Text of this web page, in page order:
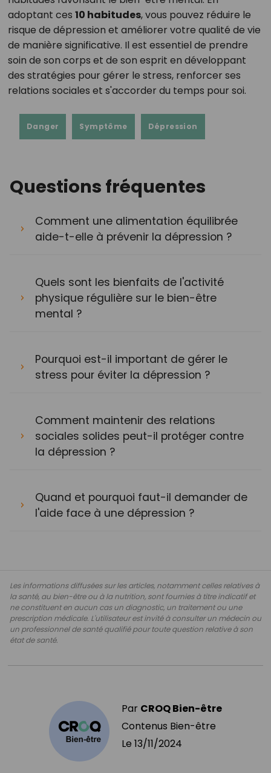
adoptant ces 10 habitudes, vous pouvez réduire le
risque de dépression et améliorer votre qualité de vie
de manière significative. Il est essentiel de prendre
soin de son corps et de son esprit en développant
des stratégies pour gérer le stress, renforcer ses
relations sociales et s'accorder du temps pour soi.
Danger Symptôme Dépression
Questions fréquentes
Comment une alimentation équilibrée
aide-t-elle à prévenir la dépression ?
Quels sont les bienfaits de l'activité
physique régulière sur le bien-être
mental ?
Pourquoi est-il important de gérer le
stress pour éviter la dépression ?
Comment maintenir des relations
sociales solides peut-il protéger contre
la dépression ?
Quand et pourquoi faut-il demander de
l'aide face à une dépression ?
Les informations diffusées sur les articles, notamment celles relatives à
la santé, au bien-être ou à la nutrition, sont fournies à titre indicatif et
ne constituent en aucun cas un diagnostic, un traitement ou une
prescription médicale. L'utilisateur est invité à consulter un médecin ou
un professionnel de santé qualifié pour toute question relative à son
état de santé.
Par CROQ Bien-être
Contenus Bien-être
Le 13/11/2024